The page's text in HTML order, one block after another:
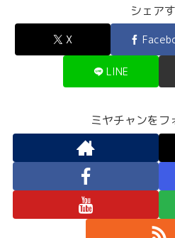
シェア
X
LINE
ミヤチャンをフ